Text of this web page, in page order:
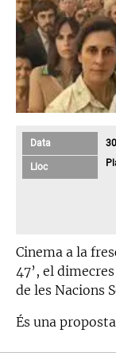
Data
Lloc
Cinema a la
47’, el
de les Nacions
És una